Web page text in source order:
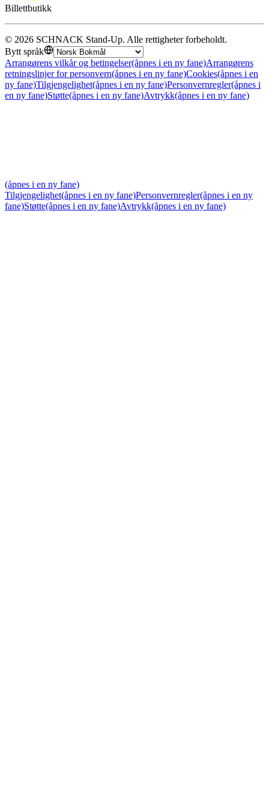
Billettbutikk
© 2026 SCHNACK Stand-Up. Alle rettigheter forbeholdt.
Bytt språk
Arrangørens vilkår og betingelser(åpnes i en ny fane)Arrangørens
retningslinjer for personvern(åpnes i en ny fane)Cookies(åpnes i en
ny fane)Tilgjengelighet(åpnes i en ny fane)Personvernregler(åpnes i
en ny fane)Støtte(åpnes i en ny fane)Avtrykk(åpnes i en ny fane)
(åpnes i en ny fane)
Tilgjengelighet(åpnes i en ny fane)Personvernregler(åpnes i en ny
fane)Støtte(åpnes i en ny fane)Avtrykk(åpnes i en ny fane)